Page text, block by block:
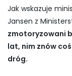
Jak wskazuje
Jansen z
zmotoryzowani
lat, nim znów
dróg.